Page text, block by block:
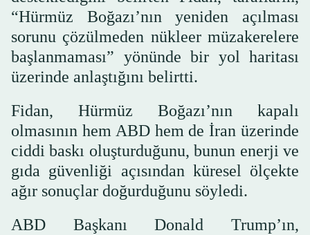
“Hürmüz Boğazı’nın yeniden açılması
sorunu çözülmeden nükleer müzakerelere
başlanmaması” yönünde bir yol haritası
üzerinde anlaştığını belirtti.
Fidan, Hürmüz Boğazı’nın kapalı
olmasının hem ABD hem de İran üzerinde
ciddi baskı oluşturduğunu, bunun enerji ve
gıda güvenliği açısından küresel ölçekte
ağır sonuçlar doğurduğunu söyledi.
ABD Başkanı Donald Trump’ın,